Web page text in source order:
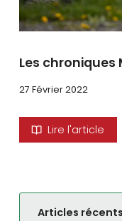
Les
27 Février 2022
Lire l'article
Articles récents